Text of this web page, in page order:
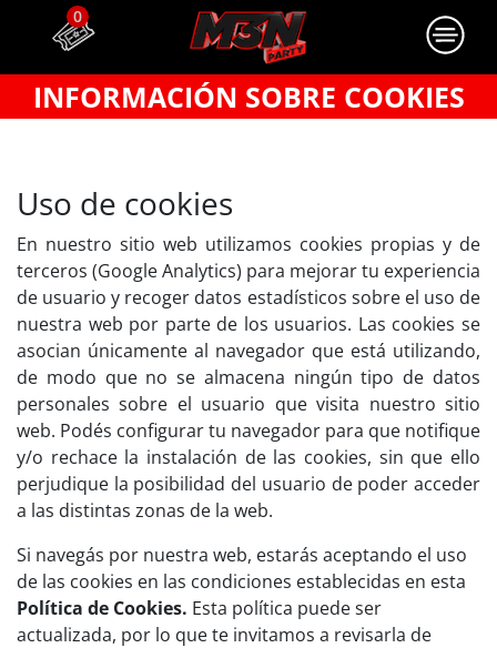
0
INFORMACIÓN SOBRE COOKIES
Uso de cookies
En nuestro sitio web utilizamos cookies propias y de
terceros (Google Analytics) para mejorar tu experiencia
de usuario y recoger datos estadísticos sobre el uso de
nuestra web por parte de los usuarios. Las cookies se
asocian únicamente al navegador que está utilizando,
de modo que no se almacena ningún tipo de datos
personales sobre el usuario que visita nuestro sitio
web. Podés configurar tu navegador para que notifique
y/o rechace la instalación de las cookies, sin que ello
perjudique la posibilidad del usuario de poder acceder
a las distintas zonas de la web.
Si navegás por nuestra web, estarás aceptando el uso
de las cookies en las condiciones establecidas en esta
Política de Cookies. Esta política puede ser
actualizada, por lo que te invitamos a revisarla de